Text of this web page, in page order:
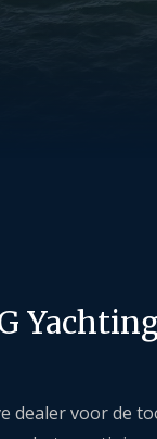
dealer voor de